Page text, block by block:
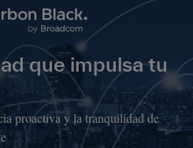
que impulsa tu
proactiva y la tranquilidad de